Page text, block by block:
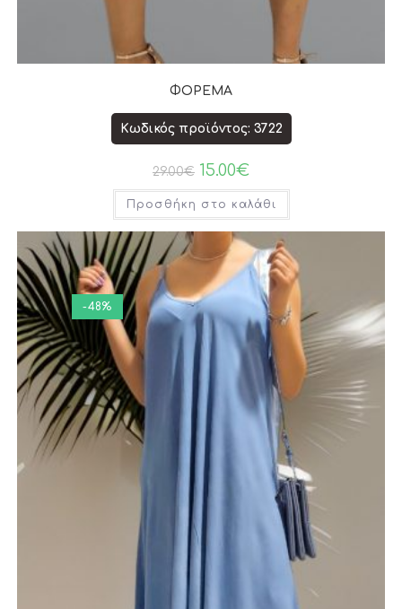
ΦΟΡΕΜΑ
Κωδικός προϊόντος: 3722
29.00€ 15.00€
Προσθήκη στο καλάθι
-48%